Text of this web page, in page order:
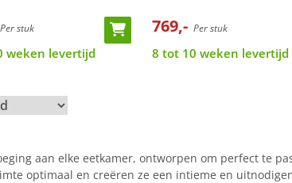
Per stuk
weken levertijd
769,- Per stuk
8 tot 10 weken levertijd
aan elke eetkamer, ontworpen om perfect te
optimaal en creëren ze een intieme en